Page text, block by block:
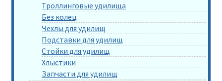
Троллинговые удилища
Без колец
Чехлы для удилищ
Подставки для удилищ
Стойки для удилищ
Хлыстики
Запчасти для удилищ